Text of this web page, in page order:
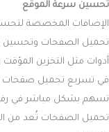
تحسين سرعة الموقع
الإضافات المخصصة
تحميل الصفحات وتحسين
في تسريع تحميل صفحات
تسهم بشكل مباشر في
تحميل الصفحات تُعد من